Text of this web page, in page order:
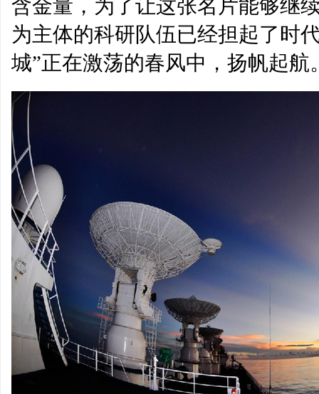
含金量，为了让这张名片能够继
为主体的科研队伍已经担起了时
城”正在激荡的春风中，扬帆起航